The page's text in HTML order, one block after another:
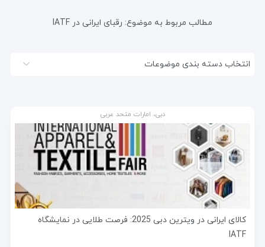
مطالب مربوط به موضوع: رقبای ایرانی در IATF
انتخاب دسته بندی موضوعات
دبی، امارات متحد عربی
کالای ایرانی در ویترین دبی 2025: فرصت طلایی در نمایشگاه
IATF